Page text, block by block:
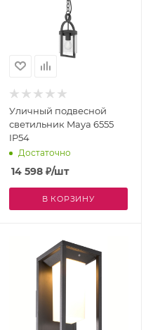
Уличный подвесной
светильник Maya 6555
IP54
Достаточно
14 598₽/шт
В КОРЗИНУ